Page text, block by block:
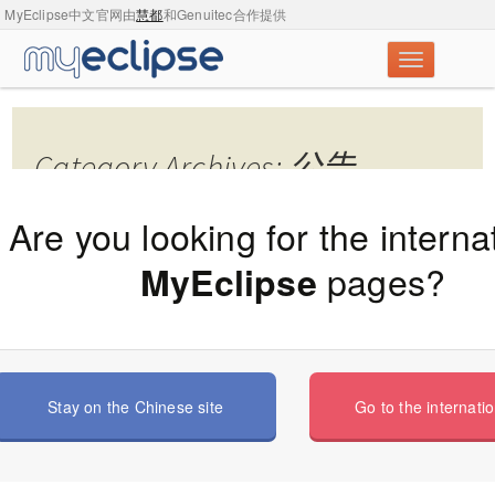
Are you looking for the
MyEclipse pages?
Stay on the Chinese site Go to the
MyEclipse中文官网由慧都和Genuitec合作提供
Category Archives: 公告
从时间线上来看，JDK17比Eclipse就早发布1天时间，但是作为已经
封装完毕的成熟软件而言已经不可能把对J […]
阅读原文>>